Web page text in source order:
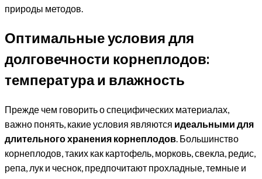
природы методов.
Оптимальные условия для
долговечности корнеплодов:
температура и влажность
Прежде чем говорить о специфических материалах,
важно понять, какие условия являются идеальными для
длительного хранения корнеплодов . Большинство
корнеплодов, таких как картофель, морковь, свекла, редис,
репа, лук и чеснок, предпочитают прохладные, темные и